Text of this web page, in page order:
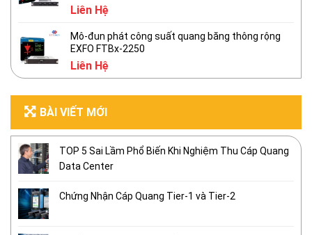
Liên Hệ
Mô-đun phát công suất quang băng thông rộng
EXFO FTBx-2250
Liên Hệ
BÀI VIẾT MỚI
TOP 5 Sai Lầm Phổ Biến Khi Nghiệm Thu Cáp Quang
Data Center
Chứng Nhận Cáp Quang Tier-1 và Tier-2